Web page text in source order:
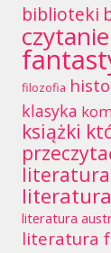
biblioteki
czytanie
filozofia
klasyka
książki
literatura
literatura
literatura